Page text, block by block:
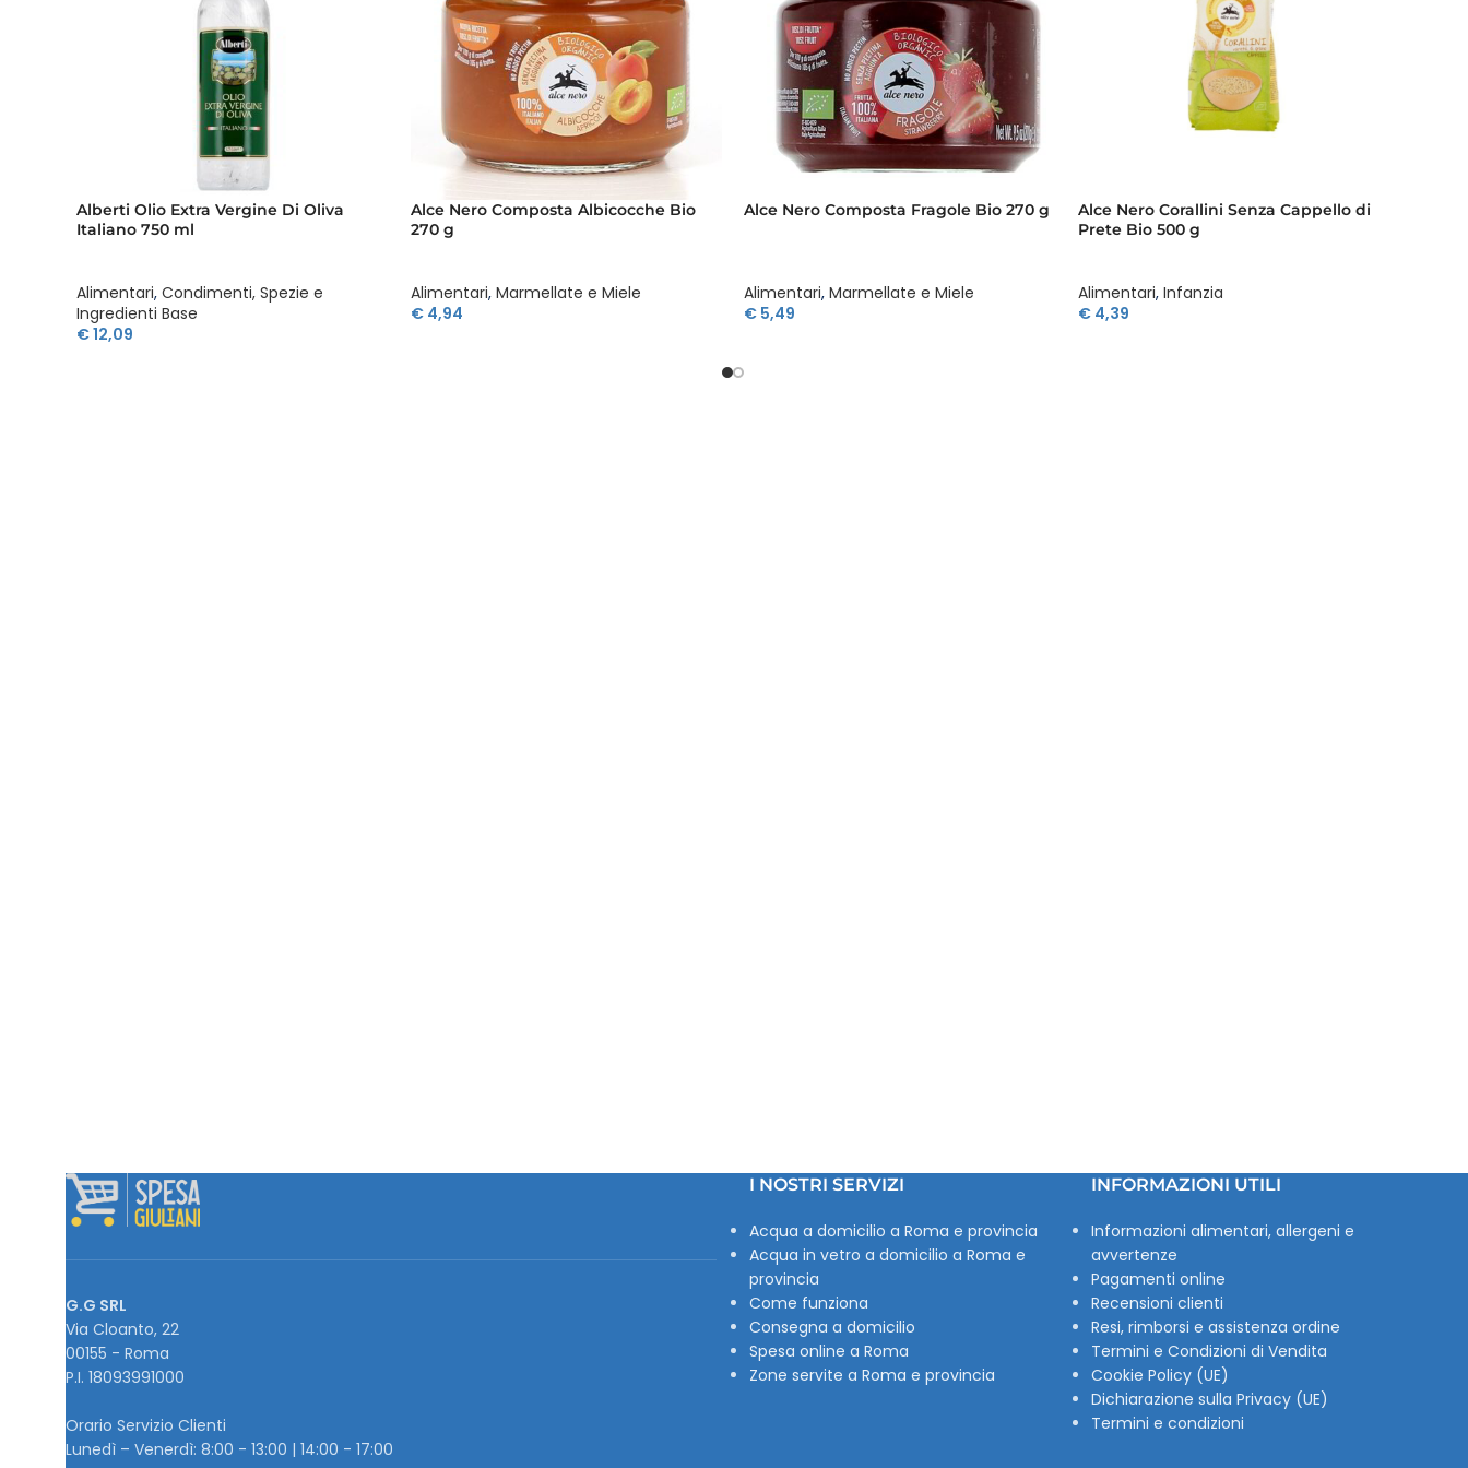
Alberti Olio Extra Vergine Di Oliva
Italiano 750 ml
Alimentari, Condimenti, Spezie e
Ingredienti Base
€12,09
Alce Nero Composta Albicocche Bio
270 g
Alimentari, Marmellate e Miele
€4,94
Alce Nero Composta Fragole Bio 270 g
Alimentari, Marmellate e Miele
€ 5,49
Alce Nero Corallini Senza Cappello di
Prete Bio 500 g
Alimentari, Infanzia
€4,39
G.G SRL
Via Cloanto, 22
00155 - Roma
P.I. ‭18093991000
Orario Servizio Clienti
Lunedì – Venerdì: 8:00 - 13:00 | 14:00 - 17:00
I NOSTRI SERVIZI
Acqua a domicilio a Roma e provincia
Acqua in vetro a domicilio a Roma e
provincia
Come funziona
Consegna a domicilio
Spesa online a Roma
Zone servite a Roma e provincia
INFORMAZIONI UTILI
Informazioni alimentari, allergeni e
avvertenze
Pagamenti online
Recensioni clienti
Resi, rimborsi e assistenza ordine
Termini e Condizioni di Vendita
Cookie Policy (UE)
Dichiarazione sulla Privacy (UE)
Termini e condizioni